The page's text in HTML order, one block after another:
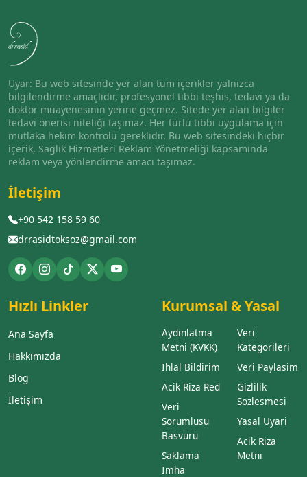
Uyar: Bu web sitesinde yer alan tüm içerikler yalnızca
bilgilendirme amaçlıdır, profesyonel tıbbi teşhis, tedavi ya da
doktor muayenesinin yerine geçmez. Sitede yer alan bilgiler
tedavi önerisi niteliği taşımaz. Her türlü tıbbi uygulama için
mutlaka hekim kontrolü gereklidir. Bu web sitesindeki hiçbir
içerik, Sağlık Hizmetleri Reklam Yönetmeliği kapsamında
reklam veya yönlendirme amacı taşımaz.
İletişim
+90 542 158 59 60
drrasidtoksoz@gmail.com
Hızlı Linkler
Ana Sayfa
Hakkımızda
Blog
İletişim
Kurumsal & Yasal
Aydınlatma
Metni (KVKK)
Ihlal Bildirim
Acik Riza Red
Veri
Sorumlusu
Basvuru
Saklama
Imha
Veri
Kategorileri
Veri Paylasim
Gizlilik
Sozlesmesi
Yasal Uyari
Acik Riza
Metni